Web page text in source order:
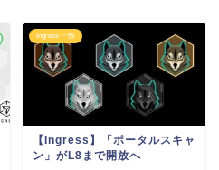
Ingress 一般
【Ingress】「ポータルスキャ
ン」がL8まで開放へ